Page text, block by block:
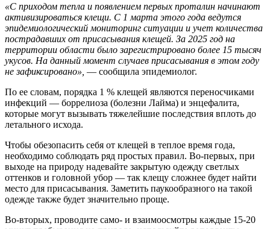
«С приходом тепла и появлением первых проталин начинают
активизироваться клещи. С 1 марта этого года ведутся
эпидемиологический мониторинг ситуации и учет количества
пострадавших от присасывания клещей. За 2025 год на
территории области было зарегистрировано более 15 тысяч
укусов. На данный момент случаев присасывания в этом году
не зафиксировано», — сообщила эпидемиолог.
По ее словам, порядка 1 % клещей являются переносчиками
инфекций — боррелиоза (болезни Лайма) и энцефалита,
которые могут вызывать тяжелейшие последствия вплоть до
летального исхода.
Чтобы обезопасить себя от клещей в теплое время года,
необходимо соблюдать ряд простых правил. Во-первых, при
выходе на природу надевайте закрытую одежду светлых
оттенков и головной убор — так клещу сложнее будет найти
место для присасывания. Заметить паукообразного на такой
одежде также будет значительно проще.
Во-вторых, проводите само- и взаимоосмотры каждые 15-20